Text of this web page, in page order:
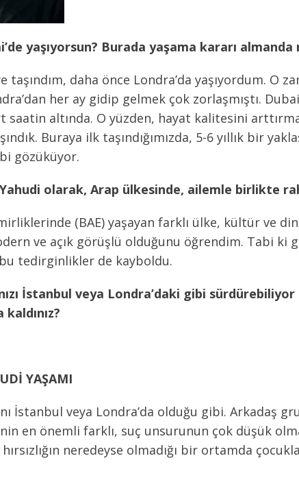
yaşıyorsun? Burada yaşama kararı
taşındım, daha önce Londra’da yaşıyordum.
her ay gidip gelmek çok zorlaşmıştı.
saatin altında. O yüzden, hayat kalitesini
Buraya ilk taşındığımızda, 5-6 yıllık bir
gözüküyor.
olarak, Arap ülkesinde, ailemle birlikte
(BAE) yaşayan farklı ülke, kültür ve
ve açık görüşlü olduğunu öğrendim. Tabi
tedirginlikler de kayboldu.
İstanbul veya Londra’daki gibi
YAŞAMI
İstanbul veya Londra’da olduğu gibi. Arkadaş
en önemli farklı, suç unsurunun çok düşük
neredeyse olmadığı bir ortamda